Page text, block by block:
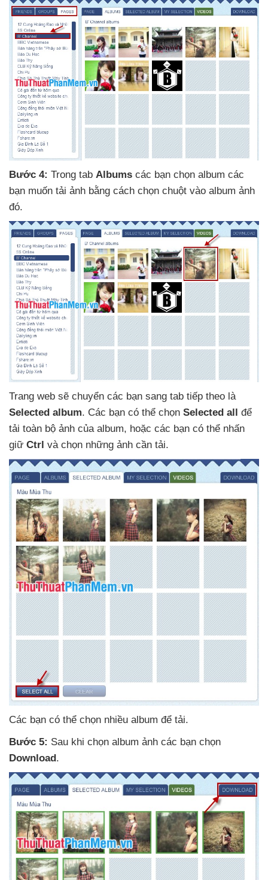
Bước 4: Trong tab Albums các bạn chọn album các
bạn muốn tải ảnh bằng cách chọn chuột vào album ảnh
đó.
Trang web sẽ chuyển các bạn sang tab tiếp theo là
Selected album. Các bạn có thể chọn Selected all để
tải toàn bộ ảnh của album, hoặc các bạn có thể nhấn
giữ Ctrl và chọn những ảnh cần tải.
Các bạn có thể chọn nhiều album để tải.
Bước 5: Sau khi chọn album ảnh các bạn chọn
Download .